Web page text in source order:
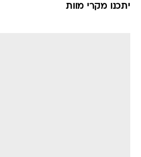
יתכנו מקרי מוות